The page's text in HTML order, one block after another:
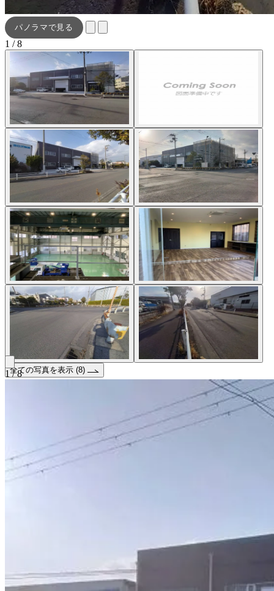
パノラマで見る
1 / 8
全ての写真を表示 (8)
1 / 8